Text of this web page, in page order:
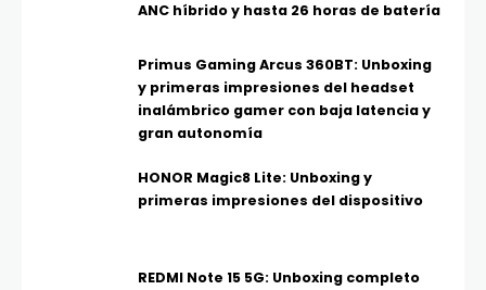
ANC híbrido y hasta 26 horas de batería
Primus Gaming Arcus 360BT: Unboxing
y primeras impresiones del headset
inalámbrico gamer con baja latencia y
gran autonomía
HONOR Magic8 Lite: Unboxing y
primeras impresiones del dispositivo
REDMI Note 15 5G: Unboxing completo